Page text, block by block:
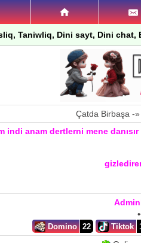
Taniwliq, Dini sayt, Dini
Çatda Birbaşa -»
indi anam dertlerni mene
Domino 22 Tiktok